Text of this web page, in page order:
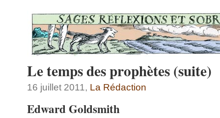
Le temps des prophètes (suite)
16 juillet 2011, La Rédaction
Edward Goldsmith